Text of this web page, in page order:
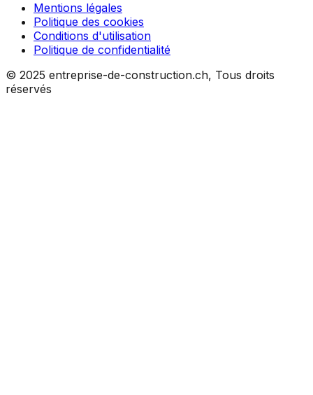
Mentions légales
Politique des cookies
Conditions d'utilisation
Politique de confidentialité
© 2025 entreprise-de-construction.ch, Tous droits
réservés